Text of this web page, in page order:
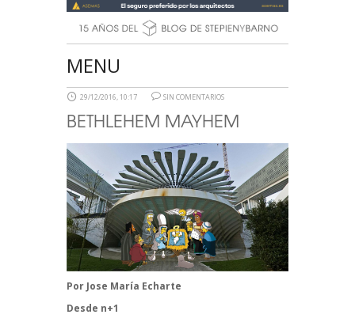
MENU
29/12/2016, 10:17 SIN COMENTARIOS
BETHLEHEM MAYHEM
Por Jose María Echarte
Desde n+1